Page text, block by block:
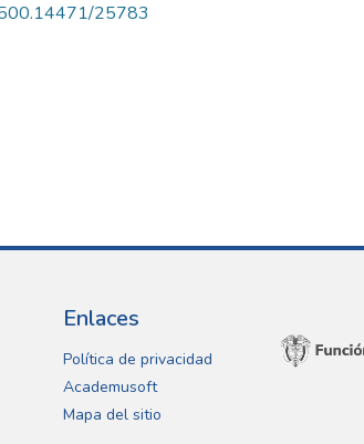
25783
Enlaces
Política de privacidad
Academusoft
Mapa del sitio